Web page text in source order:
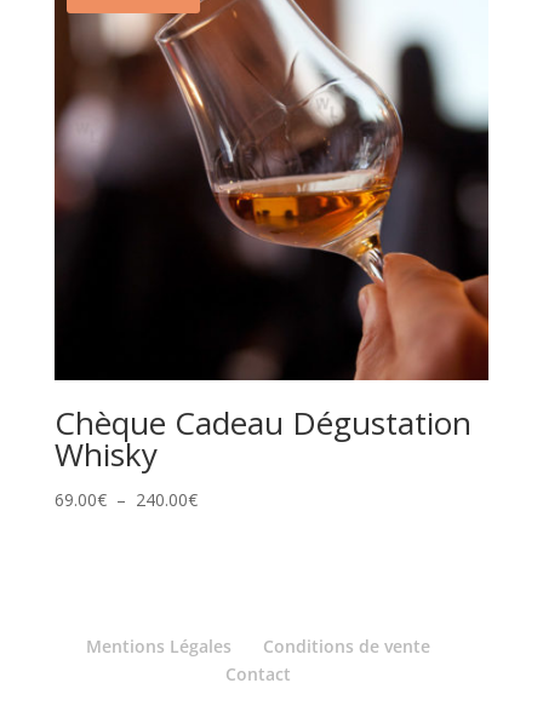
560.00€
Chèque Cadeau Dégustation
Whisky
69.00€ – 240.00€Plage
240.00€
Mentions Légales
Conditions de vente
Contact